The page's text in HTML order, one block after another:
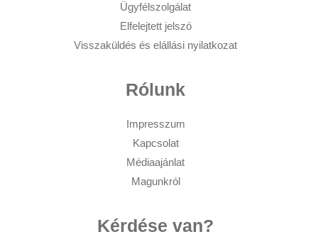
Ügyfélszolgálat
Elfelejtett jelszó
Visszaküldés és elállási nyilatkozat
Rólunk
Impresszum
Kapcsolat
Médiaajánlat
Magunkról
Kérdése van?